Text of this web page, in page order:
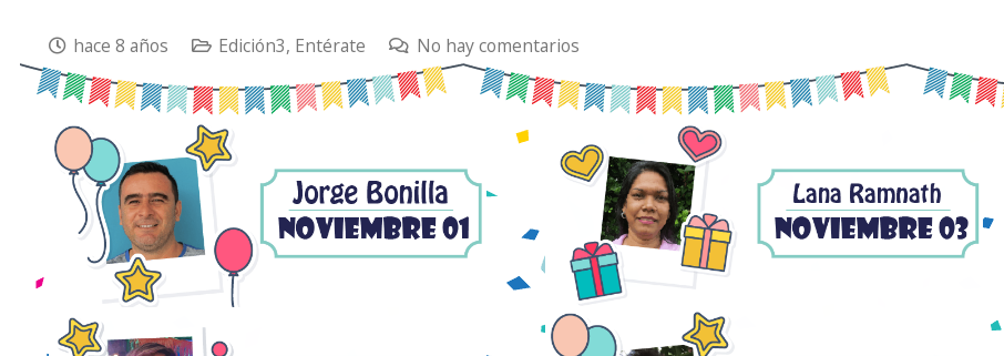
hace 8 años Edición3, Entérate No hay comentarios